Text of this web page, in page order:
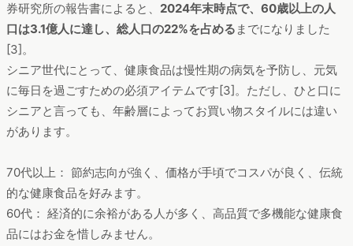
券研究所の報告書によると、 2024年末時点で、60歳以上の人
口は3.1億人に達し、総人口の22%を占める までになりました
[3]。
シニア世代にとって、健康食品は慢性期の病気を予防し、元気
に毎日を過ごすための必須アイテムです[3]。ただし、ひと口に
シニアと言っても、年齢層によってお買い物スタイルには違い
があります。
70代以上： 節約志向が強く、価格が手頃でコスパが良く、伝統
的な健康食品を好みます。
60代： 経済的に余裕がある人が多く、高品質で多機能な健康食
品にはお金を惜しみません。